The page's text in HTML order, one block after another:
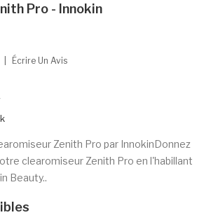
Pro - Innokin
Écrire Un Avis
Zenith Pro par InnokinDonnez
clearomiseur Zenith Pro en l'habillant
Beauty..